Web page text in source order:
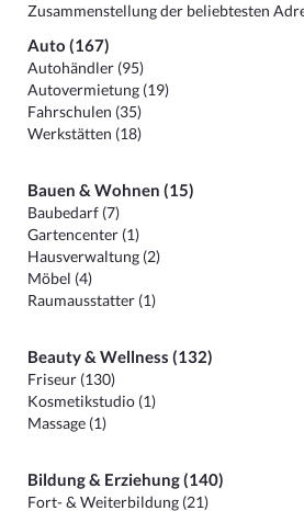
Zusammenstellung der beliebtesten
Auto (167)
Autohändler (95)
Autovermietung (19)
Fahrschulen (35)
Werkstätten (18)
Bauen & Wohnen (15)
Baubedarf (7)
Gartencenter (1)
Hausverwaltung (2)
Möbel (4)
Raumausstatter (1)
Beauty & Wellness (132)
Friseur (130)
Kosmetikstudio (1)
Massage (1)
Bildung & Erziehung (140)
Fort- & Weiterbildung (21)